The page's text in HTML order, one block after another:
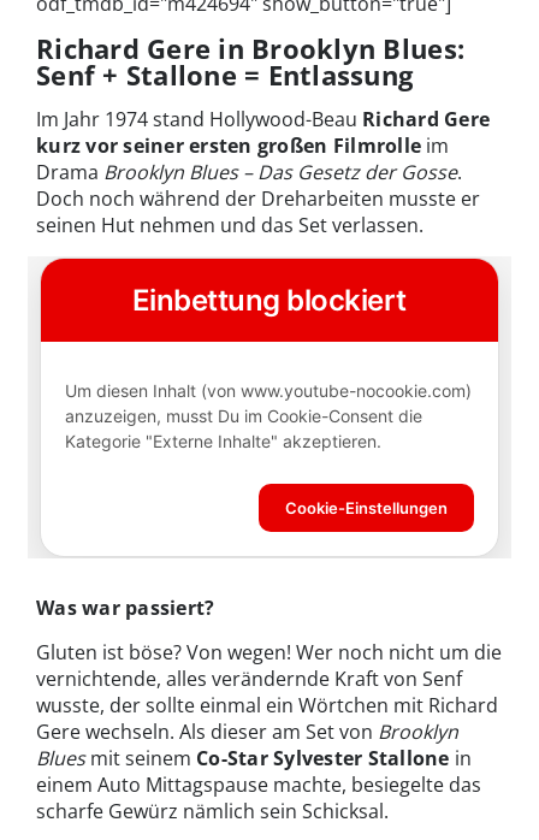
Richard Gere in Brooklyn Blues:
Senf + Stallone = Entlassung
Im Jahr 1974 stand Hollywood-Beau Richard Gere
kurz vor seiner ersten großen Filmrolle im
Drama Brooklyn Blues – Das Gesetz der Gosse.
Doch noch während der Dreharbeiten musste er
seinen Hut nehmen und das Set verlassen.
Was war passiert?
Gluten ist böse? Von wegen! Wer noch nicht um die
vernichtende, alles verändernde Kraft von Senf
wusste, der sollte einmal ein Wörtchen mit Richard
Gere wechseln. Als dieser am Set von Brooklyn
Bluesmit seinem Co-Star Sylvester Stallone in
einem Auto Mittagspause machte, besiegelte das
scharfe Gewürz nämlich sein Schicksal.